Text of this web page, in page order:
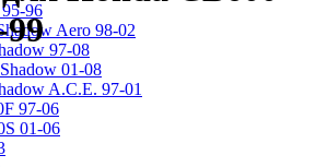
96
Aero 98-02
97-08
01-08
A.C.E. 97-01
97-06
01-06